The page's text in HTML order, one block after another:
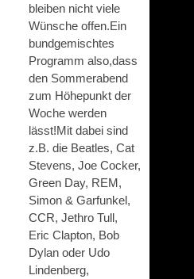
bleiben nicht viele
Wünsche offen.Ein
bundgemischtes
Programm also,dass
den Sommerabend
zum Höhepunkt der
Woche werden
lässt!Mit dabei sind
z.B. die Beatles, Cat
Stevens, Joe Cocker,
Green Day, REM,
Simon & Garfunkel,
CCR, Jethro Tull,
Eric Clapton, Bob
Dylan oder Udo
Lindenberg,